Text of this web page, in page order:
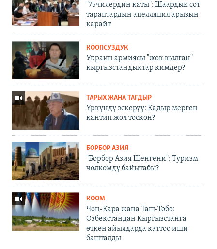
"75чилердин каты": Шаардык сот
тараптардын апелляция арызын
карайт
КООПСУЗДУК
Украин армиясы "жок кылган"
кыргызстандыктар кимдер?
ТАРЫХ ЖАНА ТАГДЫР
Үркүндү эскерүү: Кадыр мерген
кантип жол тоскон?
БОРБОР АЗИЯ
"Борбор Азия Шенгени": Туризм
чөлкөмдү байытабы?
КООМ
Чоң-Кара жана Таш-Төбө:
Өзбекстандан Кыргызстанга
өткөн айылдарда каттоо иши
башталды